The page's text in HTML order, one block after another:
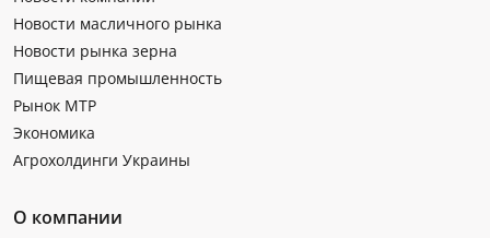
Новости масличного рынка
Новости рынка зерна
Пищевая промышленность
Рынок МТР
Экономика
Агрохолдинги Украины
О компании